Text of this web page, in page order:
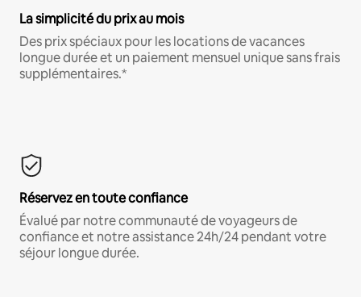
La simplicité du prix au mois
Des prix spéciaux pour les locations de vacances
longue durée et un paiement mensuel unique sans frais
supplémentaires.*
Réservez en toute confiance
Évalué par notre communauté de voyageurs de
confiance et notre assistance 24h/24 pendant votre
séjour longue durée.